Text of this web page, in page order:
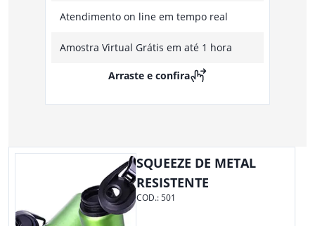
Atendimento on line em tempo real
Amostra Virtual Grátis em até 1 hora
Arraste e confira
SQUEEZE DE METAL
RESISTENTE
COD.:501